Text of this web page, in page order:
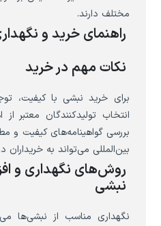
مختلف دارند.
راهنمای خرید و
نکات مهم در خرید
برای خرید نبشی با کیفیت،
انتخاب تولیدکنندگان معتبر
بررسی گواهینامه‌های کیفیت و
بین‌المللی می‌تواند به خریداران
روش‌های نگهداری و
نبشی
نگهداری مناسب از نبشی‌ها